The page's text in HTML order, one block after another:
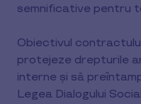
semnificative pentru
Obiectivul
protejeze drepturile
interne şi să
Legea Dialogului